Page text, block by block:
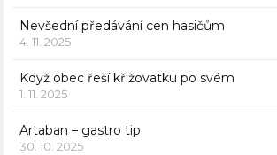
Nevšední předávání cen hasičům
4. 11. 2025
Když obec řeší křižovatku po svém
1. 11. 2025
Artaban – gastro tip
30. 10. 2025